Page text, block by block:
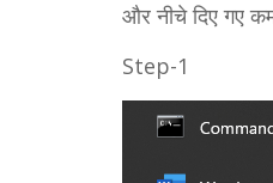
और नीचे दिए गए
Step-1